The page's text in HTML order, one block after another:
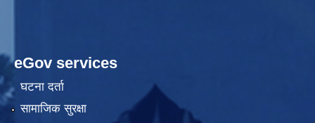
eGov services
घटना दर्ता
सामाजिक सुरक्षा